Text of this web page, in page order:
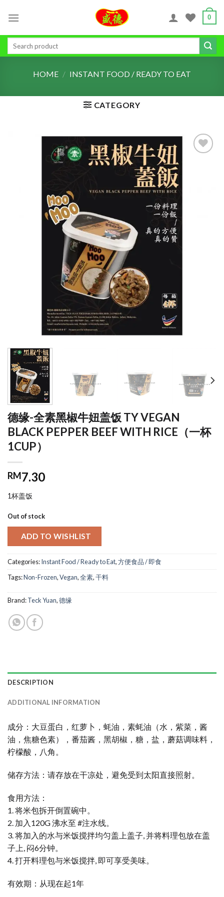
0
Search
HOME / INSTANT FOOD / READY TO EAT
CATEGORY
ADD TO
WISHLIST
德缘-全素黑椒牛妞盖饭 TY VEGAN
BLACK PEPPER BEEF WITH RICE（一杯
1CUP）
RM7.30
1杯盖饭
Out of stock
ADD TO WISHLIST
Categories:Instant Food / Ready to Eat,方便食品 / 即食
Tags:Non-Frozen,Vegan,全素,干料
Brand:Teck Yuan,德缘
DESCRIPTION
ADDITIONAL INFORMATION
成分：大豆蛋白，红萝卜，蚝油，素蚝油（水，紫菜，酱
油，焦糖色素），番茄酱，黑胡椒，糖，盐，蘑菇调味料，
柠檬酸，八角。
储存方法：请存放在干凉处，避免受到太阳直接照射。
食用方法：
1. 将米包拆开倒置碗中。
2. 加入120G 沸水至 #注水线。
3. 将加入的水与米饭搅拌均匀盖上盖子, 并将料理包放在盖
子上, 闷6分钟。
4. 打开料理包与米饭搅拌, 即可享受美味。
有效期：从现在起1年